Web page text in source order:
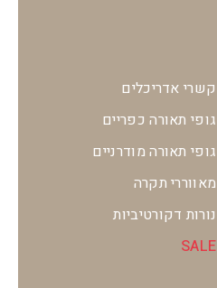
קשרי אדריכלים
גופי תאורה כפריים
גופי תאורה מודרניים
מאווררי תקרה
נורות דקורטיביות
SALE